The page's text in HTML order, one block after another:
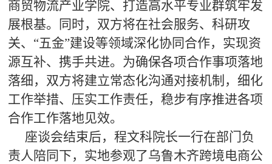
商贸物流产业学院、打造高水平专业群筑牢发
展根基。同时，双方将在社会服务、科研攻
关、“五金”建设等领域深化协同合作，实现资
源互补、携手共进。为确保各项合作事项落地
落细，双方将建立常态化沟通对接机制，细化
工作举措、压实工作责任，稳步有序推进各项
合作工作落地见效。
座谈会结束后，程文科院长一行在部门负
责人陪同下，实地参观了乌鲁木齐跨境电商公